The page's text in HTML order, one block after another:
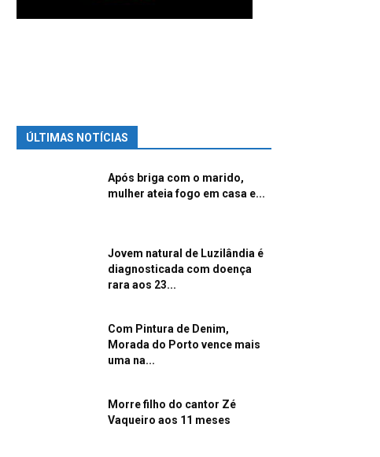
ÚLTIMAS NOTÍCIAS
Após briga com o marido,
mulher ateia fogo em casa e...
Jovem natural de Luzilândia é
diagnosticada com doença
rara aos 23...
Com Pintura de Denim,
Morada do Porto vence mais
uma na...
Morre filho do cantor Zé
Vaqueiro aos 11 meses